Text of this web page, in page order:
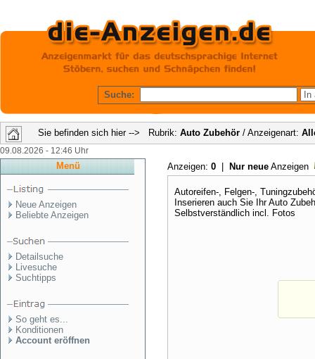
Suche:
Sie befinden sich hier --> Rubrik: Auto Zubehör / Anzeigenart:
09.08.2026 - 12:46 Uhr
Menü
Neue Anzeigen
Beliebte Anzeigen
Detailsuche
Livesuche
Suchtipps
So geht es...
Konditionen
Account eröffnen
Anzeigen: 0 Nur neue Anzeigen
Autoreifen-, Felgen-,
Inserieren auch Sie Ihr Auto
Selbstverständlich incl. Fotos